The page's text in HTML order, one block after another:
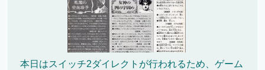
本日はスイッチ2ダイレクトが行われるため、ゲーム